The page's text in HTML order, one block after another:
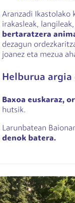
Aranzadi
irakasleak,
bertaratzera
dezagun
joanez eta mezua
Helburua argia
Baxoa euskaraz,
hutsik.
Larunbatean
denok batera.